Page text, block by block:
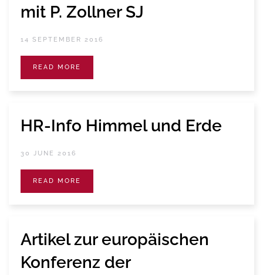
mit P. Zollner SJ
14 SEPTEMBER 2016
READ MORE
HR-Info Himmel und Erde
30 JUNE 2016
READ MORE
Artikel zur europäischen
Konferenz der